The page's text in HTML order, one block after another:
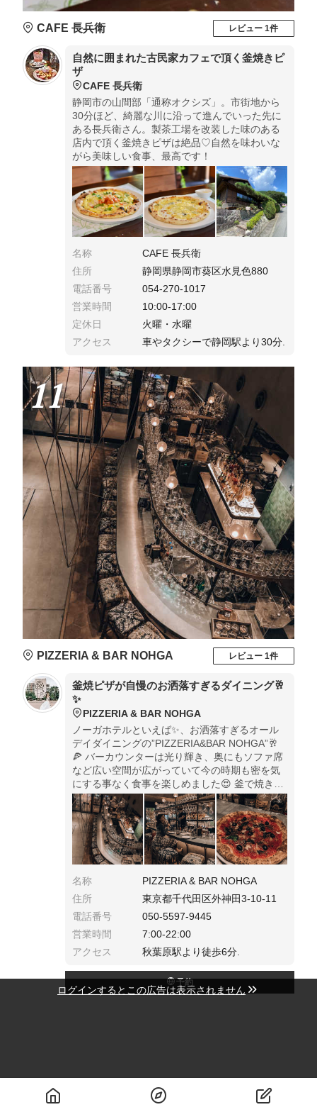
CAFE 長兵衛 レビュー 1件
自然に囲まれた古民家カフェで頂く釜焼きピ
ザ
CAFE 長兵衛
静岡市の山間部「通称オクシズ」。市街地から
30分ほど、綺麗な川に沿って進んでいった先に
ある長兵衛さん。製茶工場を改装した味のある
店内で頂く釜焼きピザは絶品♡自然を味わいな
がら美味しい食事、最高です！
名称
CAFE 長兵衛
住所
静岡県静岡市葵区水見色880
電話番号
054-270-1017
営業時間
10:00-17:00
定休日
火曜・水曜
アクセス
車やタクシーで静岡駅より30分.
11
PIZZERIA & BAR NOHGA レビュー 1件
釜焼ピザが自慢のお洒落すぎるダイニング🥂
✨
PIZZERIA & BAR NOHGA
ノーガホテルといえば✨、お洒落すぎるオール
デイダイニングの”PIZZERIA&BAR NOHGA”🥂
🍕 バーカウンターは光り輝き、奥にもソファ席
など広い空間が広がっていて今の時期も密を気
にする事なく食事を楽しめました😍 釜で焼き立
てのピザは最高に美味しかったです🥺💓
名称
PIZZERIA & BAR NOHGA
住所
東京都千代田区外神田3-10-11
電話番号
050-5597-9445
営業時間
7:00-22:00
アクセス
秋葉原駅より徒歩6分.
予約
ログインするとこの広告は表示されません